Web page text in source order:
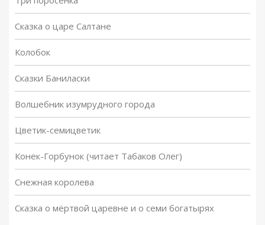
Сказка о царе Салтане
Колобок
Сказки Баниласки
Волшебник изумрудного города
Цветик-семицветик
Конек-Горбунок (читает Табаков Олег)
Снежная королева
Сказка о мёртвой царевне и о семи богатырях